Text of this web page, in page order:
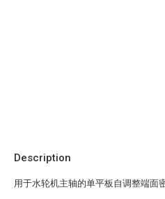
Description
用于水轮机主轴的单平板自调整端面